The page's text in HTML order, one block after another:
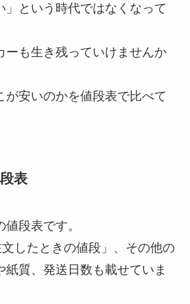
」という時代ではなくなって
ーも生き残っていけませんか
が安いのかを値段表で比べて
表
段表です。
したときの値段」、その他の
紙質、発送日数も載せていま